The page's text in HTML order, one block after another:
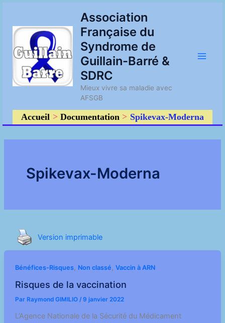
contenu
Association
Française du
Syndrome de
Guillain-Barré &
SDRC
Mieux vivre sa maladie avec
AFSGB
Accueil Documentation Spikevax-Moderna
Spikevax-Moderna
Version imprimable
Bénéfices-Risques, Non classé, Vaccin à ARN
Risques de la vaccination
Par Raymond GIMILIO / 9 janvier 2022
L’Agence Nationale de la Sécurité du Médicament